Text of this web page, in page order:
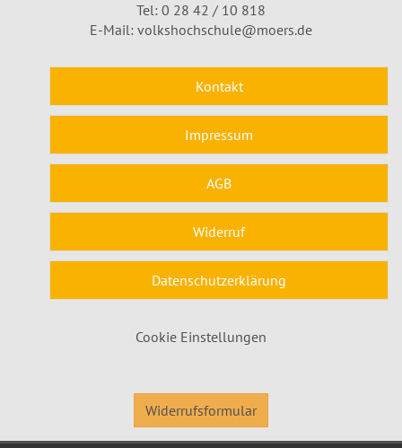
Tel: 0 28 42 / 10 818
E-Mail: volkshochschule@moers.de
Kontakt
Impressum
AGB
Widerruf
Datenschutzerklärung
Cookie Einstellungen
Widerrufsformular